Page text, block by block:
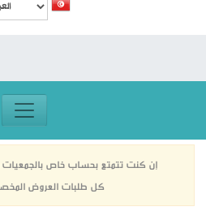
معرف تسجيل
كلمة السر
إن كنت تتمتع بحساب خاص
كل طلبات العروض